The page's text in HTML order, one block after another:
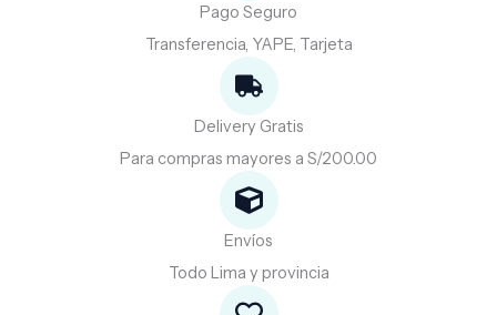
Pago Seguro
Transferencia, YAPE, Tarjeta
Delivery Gratis
Para compras mayores a S/200.00
Envíos
Todo Lima y provincia